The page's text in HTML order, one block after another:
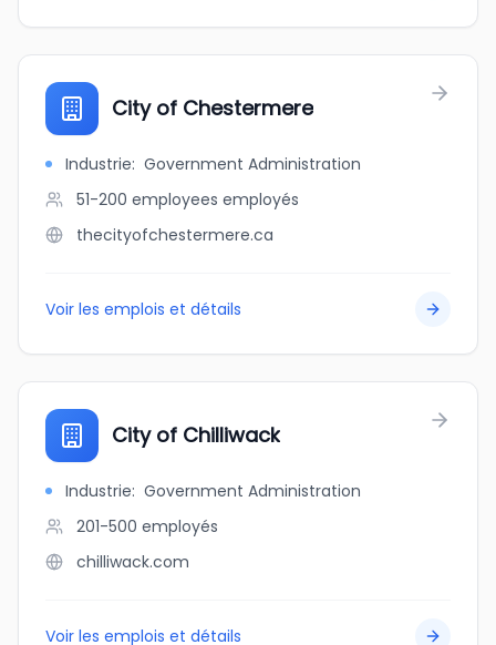
City of Chestermere
Industrie: Government Administration
51-200 employees employés
thecityofchestermere.ca
Voir les emplois et détails
City of Chilliwack
Industrie: Government Administration
201-500 employés
chilliwack.com
Voir les emplois et détails